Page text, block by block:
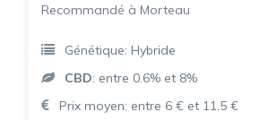
Recommandé à Morteau
Génétique: Hybride
CBD: entre 0.6% et 8%
Prix moyen: entre 6 € et 11.5 €